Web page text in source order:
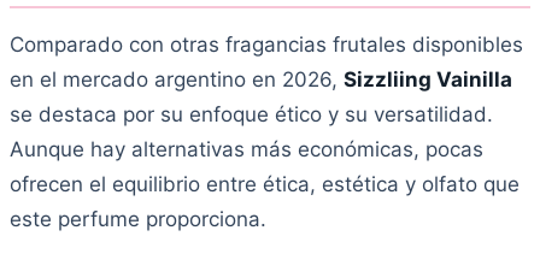
Comparado con otras fragancias frutales disponibles
en el mercado argentino en 2026, Sizzliing Vainilla
se destaca por su enfoque ético y su versatilidad.
Aunque hay alternativas más económicas, pocas
ofrecen el equilibrio entre ética, estética y olfato que
este perfume proporciona.